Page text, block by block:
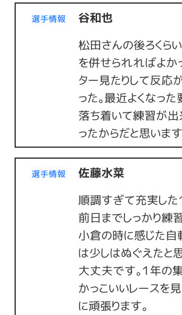
選手情報
谷和也
松田さんの後ろくら
を併せられればよか
ター見たりして反応
った。最近よくなっ
落ち着いて練習が出
ったからだと思います
選手情報
佐藤水菜
順調すぎて充実した
前日までしっかり練
小倉の時に感じた
は少しはぬぐえたと
大丈夫です。１年の
かっこいいレースを
に頑張ります。